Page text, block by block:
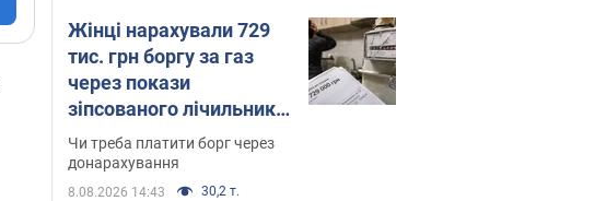
Жінці нарахували 729
тис. грн боргу за газ
через покази
зіпсованого лічильника:
суддя ухвалив
неочікуване рішення
Чи треба платити борг через
донарахування
8.08.2026 14:43 30,2 т.